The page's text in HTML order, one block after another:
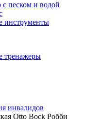
песком и водой
инструменты
тренажеры
инвалидов
Otto Bock Робби